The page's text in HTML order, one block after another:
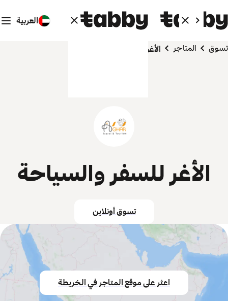
العربية
تسوق المتاجر الأغر للسفر والسياحة
الأغر للسفر والسياحة
تسوق أونلاين
اعثر على موقع المتاجر في الخريطة